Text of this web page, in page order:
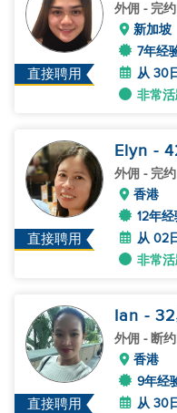
直接聘用
外佣 - 完约
新加坡
7年经
从 30
非常
直接聘用
Elyn -
外佣 - 完约
香港
12年
从 02
非常
直接聘用
Ian - 32
外佣 - 断
香港
9年经
从 30